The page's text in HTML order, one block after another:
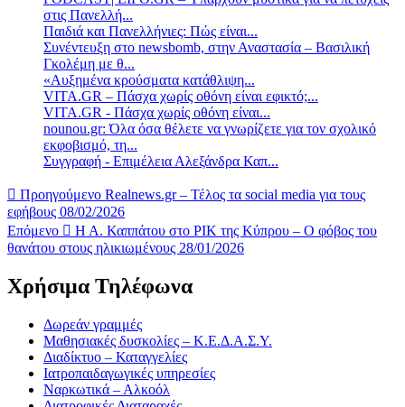
στις Πανελλή...
Παιδιά και Πανελλήνιες: Πώς είναι...
Συνέντευξη στο newsbomb, στην Αναστασία – Βασιλική
Γκολέμη με θ...
«Αυξημένα κρούσματα κατάθλιψη...
VITA.GR – Πάσχα χωρίς οθόνη είναι εφικτό;...
VITA.GR - Πάσχα χωρίς οθόνη είναι...
nounou.gr: Όλα όσα θέλετε να γνωρίζετε για τον σχολικό
εκφοβισμό, τη...
Συγγραφή - Επιμέλεια Αλεξάνδρα Καπ...
Προηγούμενο Realnews.gr – Τέλος τα social media για τους
εφήβους 08/02/2026
Επόμενο
Η Α. Καππάτου στο ΡΙΚ της Κύπρου – Ο φόβος του
θανάτου στους ηλικιωμένους 28/01/2026
Χρήσιμα Τηλέφωνα
Δωρεάν γραμμές
Μαθησιακές δυσκολίες – Κ.Ε.Δ.Α.Σ.Υ.
Διαδίκτυο – Καταγγελίες
Ιατροπαιδαγωγικές υπηρεσίες
Ναρκωτικά – Αλκοόλ